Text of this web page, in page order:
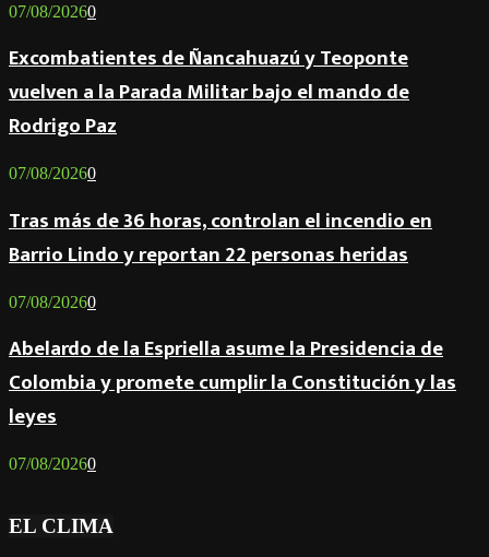
07/08/20260
Excombatientes de Ñancahuazú y Teoponte
vuelven a la Parada Militar bajo el mando de
Rodrigo Paz
07/08/20260
Tras más de 36 horas, controlan el incendio en
Barrio Lindo y reportan 22 personas heridas
07/08/20260
Abelardo de la Espriella asume la Presidencia de
Colombia y promete cumplir la Constitución y las
leyes
07/08/20260
EL CLIMA